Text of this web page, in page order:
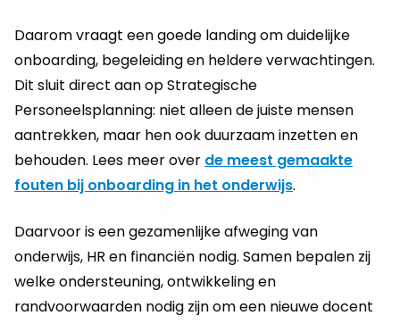
Daarom vraagt een goede landing om duidelijke
onboarding, begeleiding en heldere verwachtingen.
Dit sluit direct aan op Strategische
Personeelsplanning: niet alleen de juiste mensen
aantrekken, maar hen ook duurzaam inzetten en
behouden. Lees meer over de meest gemaakte
fouten bij onboarding in het onderwijs.
Daarvoor is een gezamenlijke afweging van
onderwijs, HR en financiën nodig. Samen bepalen zij
welke ondersteuning, ontwikkeling en
randvoorwaarden nodig zijn om een nieuwe docent